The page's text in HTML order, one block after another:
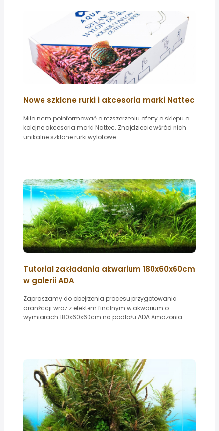
Nowe szklane rurki i akcesoria marki Nattec
Miło nam poinformować o rozszerzeniu oferty o sklepu o
kolejne akcesoria marki Nattec. Znajdziecie wśród nich
unikalne szklane rurki wylotowe...
Tutorial zakładania akwarium 180x60x60cm
w galerii ADA
Zapraszamy do obejrzenia procesu przygotowania
aranżacji wraz z efektem finalnym w akwarium o
wymiarach 180x60x60cm na podłożu ADA Amazonia...